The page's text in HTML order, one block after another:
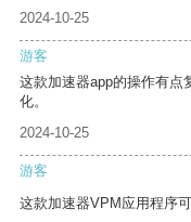
2024-10-25
游客
这款加速器app的操作有点
化。
2024-10-25
游客
这款加速器VPM应用程序